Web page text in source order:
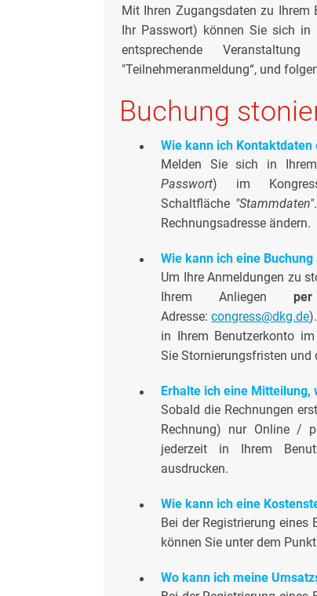
Mit Ihren Zugangsdaten zu Ihrem
Ihr Passwort) können Sie sich in
entsprechende
"Teilnehmeranmeldung“, und
Buchung
Wie kann ich
Melden Sie sich in
Passwort) im
Schaltfläche "Stammdaten"
Rechnungsadresse ändern.
Wie kann ich eine
Um Ihre Anmeldungen zu
Ihrem Anliegen per
Adresse:congress@dkg.de).
in Ihrem Benutzerkonto
Sie Stornierungsfristen und
Erhalte ich eine Mitteilung,
Sobald die Rechnungen
Rechnung) nur Online /
jederzeit in Ihrem
ausdrucken.
Wie kann ich eine
Bei der Registrierung
können Sie unter dem Punkt
Wo kann ich meine